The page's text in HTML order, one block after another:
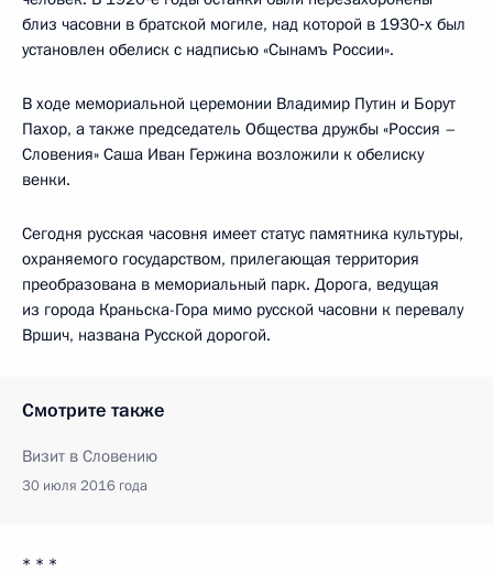
близ часовни в братской могиле, над которой в 1930‑х был
установлен обелиск с надписью «Сынамъ России».
В ходе мемориальной церемонии Владимир Путин и Борут
Пахор, а также председатель Общества дружбы «Россия –
Словения» Саша Иван Гержина возложили к обелиску
венки.
Сегодня русская часовня имеет статус памятника культуры,
охраняемого государством, прилегающая территория
преобразована в мемориальный парк. Дорога, ведущая
из города Краньска-Гора мимо русской часовни к перевалу
Вршич, названа Русской дорогой.
Смотрите также
Визит в Словению
30 июля 2016 года
* * *